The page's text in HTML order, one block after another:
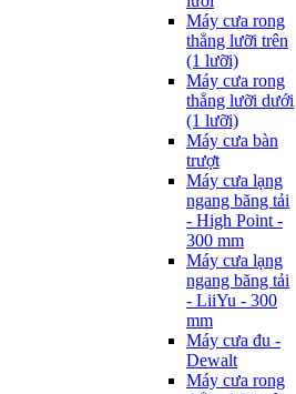
Máy cưa rong
thẳng lưỡi trên
(1 lưỡi)
Máy cưa rong
thẳng lưỡi dưới
(1 lưỡi)
Máy cưa bàn
trượt
Máy cưa lạng
ngang băng tải
- High Point -
300 mm
Máy cưa lạng
ngang băng tải
- LiiYu - 300
mm
Máy cưa đu -
Dewalt
Máy cưa rong